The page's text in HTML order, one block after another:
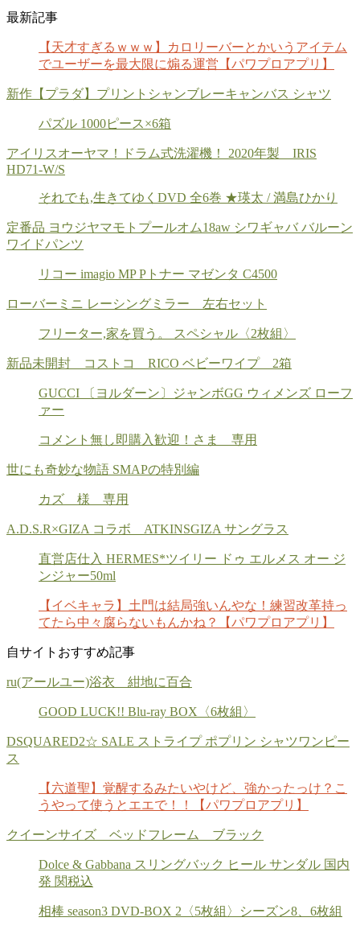
最新記事
【天才すぎるｗｗｗ】カロリーバーとかいうアイテム
でユーザーを最大限に煽る運営【パワプロアプリ】
新作【プラダ】プリントシャンブレーキャンバス シャツ
パズル 1000ピース×6箱
アイリスオーヤマ！ドラム式洗濯機！ 2020年製 IRIS
HD71-W/S
それでも,生きてゆくDVD 全6巻 ★瑛太 / 満島ひかり
定番品 ヨウジヤマモトプールオム18aw シワギャバ バルーン
ワイドパンツ
リコー imagio MP Pトナー マゼンタ C4500
ローバーミニ レーシングミラー 左右セット
フリーター,家を買う。 スペシャル〈2枚組〉
新品未開封 コストコ RICO ベビーワイプ 2箱
GUCCI 〔ヨルダーン〕ジャンボGG ウィメンズ ローフ
ァー
コメント無し即購入歓迎！さま 専用
世にも奇妙な物語 SMAPの特別編
カズ 様 専用
A.D.S.R×GIZA コラボ ATKINSGIZA サングラス
直営店仕入 HERMES*ツイリー ドゥ エルメス オー ジ
ンジャー50ml
【イベキャラ】土門は結局強いんやな！練習改革持っ
てたら中々腐らないもんかね？【パワプロアプリ】
自サイトおすすめ記事
ru(アールユー)浴衣 紺地に百合
GOOD LUCK!! Blu-ray BOX〈6枚組〉
DSQUARED2☆ SALE ストライプ ポプリン シャツワンピー
ス
【六道聖】覚醒するみたいやけど、強かったっけ？こ
うやって使うとエエで！！【パワプロアプリ】
クイーンサイズ ベッドフレーム ブラック
Dolce & Gabbana スリングバック ヒール サンダル 国内
発 関税込
相棒 season3 DVD-BOX 2〈5枚組〉シーズン8、6枚組